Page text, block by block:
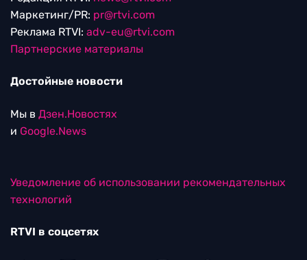
Маркетинг/PR: pr@rtvi.com
Реклама RTVI: adv-eu@rtvi.com
Партнерские материалы
Достойные новости
Мы в Дзен.Новостях
и Google.News
Уведомление об использовании рекомендательных
технологий
RTVI в соцсетях